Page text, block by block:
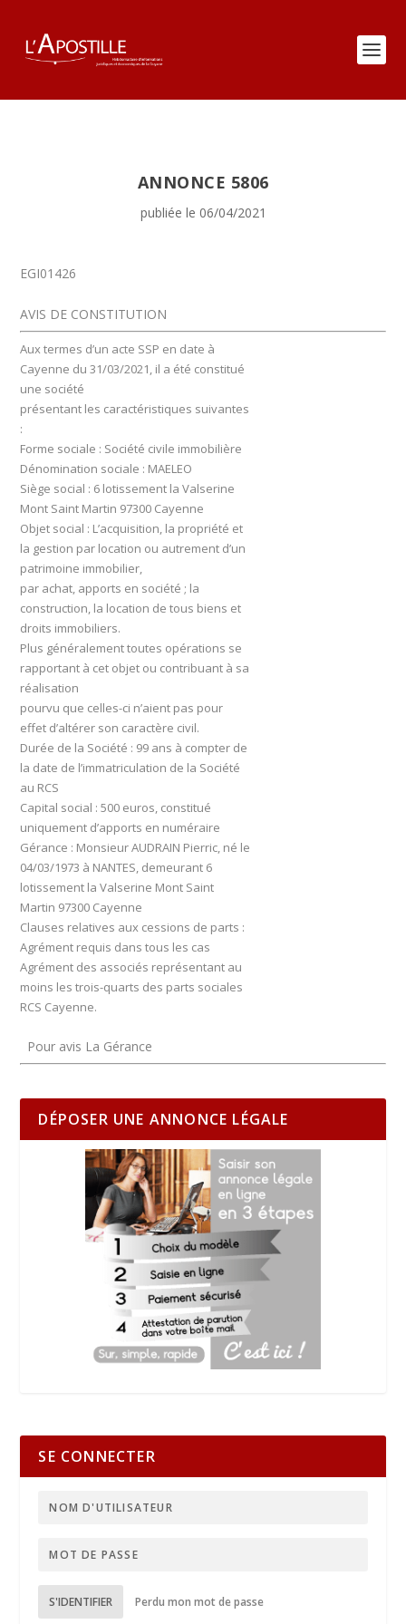
ANNONCE 5806
publiée le 06/04/2021
EGI01426
AVIS DE CONSTITUTION
Aux termes d’un acte SSP en date à
Cayenne du 31/03/2021, il a été constitué
une société
présentant les caractéristiques suivantes
:
Forme sociale : Société civile immobilière
Dénomination sociale : MAELEO
Siège social : 6 lotissement la Valserine
Mont Saint Martin 97300 Cayenne
Objet social : L’acquisition, la propriété et
la gestion par location ou autrement d’un
patrimoine immobilier,
par achat, apports en société ; la
construction, la location de tous biens et
droits immobiliers.
Plus généralement toutes opérations se
rapportant à cet objet ou contribuant à sa
réalisation
pourvu que celles-ci n’aient pas pour
effet d’altérer son caractère civil.
Durée de la Société : 99 ans à compter de
la date de l’immatriculation de la Société
au RCS
Capital social : 500 euros, constitué
uniquement d’apports en numéraire
Gérance : Monsieur AUDRAIN Pierric, né le
04/03/1973 à NANTES, demeurant 6
lotissement la Valserine Mont Saint
Martin 97300 Cayenne
Clauses relatives aux cessions de parts :
Agrément requis dans tous les cas
Agrément des associés représentant au
moins les trois-quarts des parts sociales
RCS Cayenne.
Pour avis La Gérance
DÉPOSER UNE ANNONCE LÉGALE
SE CONNECTER
S'IDENTIFIER Perdu mon mot de passe